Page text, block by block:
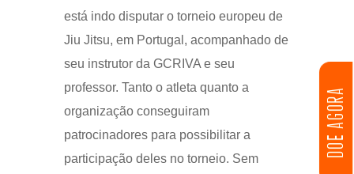
DOE AGORA
está indo disputar o torneio europeu de
Jiu Jitsu, em Portugal, acompanhado de
seu instrutor da GCRIVA e seu
professor. Tanto o atleta quanto a
organização conseguiram
patrocinadores para possibilitar a
participação deles no torneio. Sem